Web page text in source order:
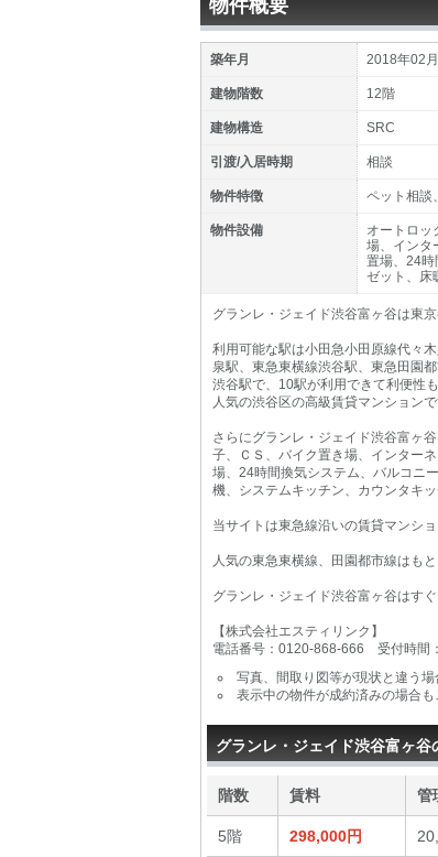
物件概要
築年月 2018年02月
建物階数 12階
建物構造 SRC
引渡/入居時期 相談
物件特徴 ペット相談
物件設備
オートロッ
場、インタ
置場、24時
ゼット、床
グランレ・ジェイド渋谷富ヶ谷は東
利用可能な駅は小田急小田原線代々
泉駅、東急東横線渋谷駅、東急田園
渋谷駅で、10駅が利用できて利便性も
人気の渋谷区の高級賃貸マンションで
さらにグランレ・ジェイド渋谷富ヶ
子、ＣＳ、バイク置き場、インター
場、24時間換気システム、バルコニ
機、システムキッチン、カウンタキ
当サイトは東急線沿いの賃貸マンシ
人気の東急東横線、田園都市線はも
グランレ・ジェイド渋谷富ヶ谷はす
【株式会社エスティリンク】
電話番号：0120-868-666 受付時間
写真、間取り図等が現状と違う場
表示中の物件が成約済みの場合も
グランレ・ジェイド渋谷富ヶ谷
階数 賃料 管
5階 298,000円